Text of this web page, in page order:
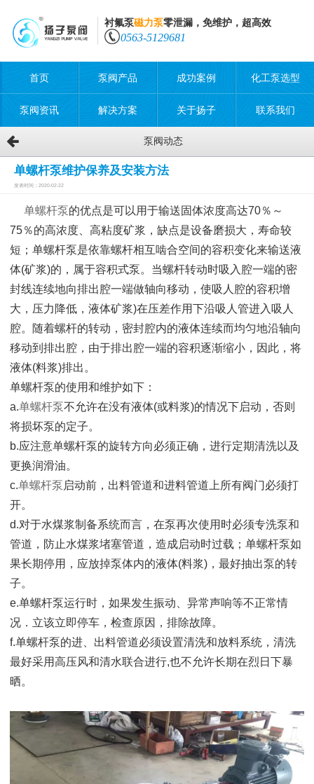
衬氟泵磁力泵零泄漏，免维护，超高效
0563-5129681
首页 泵阀产品 成功案例 化工泵选型
泵阀资讯 解决方案 关于扬子 联系我们
泵阀动态
单螺杆泵维护保养及安装方法
发表时间：2020-02-22
单螺杆泵的优点是可以用于输送固体浓度高达70％～
75％的高浓度、高粘度矿浆，缺点是设备磨损大，寿命较
短；单螺杆泵是依靠螺杆相互啮合空间的容积变化来输送液
体(矿浆)的，属于容积式泵。当螺杆转动时吸入腔一端的密
封线连续地向排出腔一端做轴向移动，使吸人腔的容积增
大，压力降低，液体矿浆)在压差作用下沿吸人管进入吸人
腔。随着螺杆的转动，密封腔内的液体连续而均匀地沿轴向
移动到排出腔，由于排出腔一端的容积逐渐缩小，因此，将
液体(料浆)排出。
单螺杆泵的使用和维护如下：
a.单螺杆泵不允许在没有液体(或料浆)的情况下启动，否则
将损坏泵的定子。
b.应注意单螺杆泵的旋转方向必须正确，进行定期清洗以及
更换润滑油。
c.单螺杆泵 启动前，出料管道和进料管道上所有阀门必须打
开。
d.对于水煤浆制备系统而言，在泵再次使用时必须专洗泵和
管道，防止水煤浆堵塞管道，造成启动时过载；单螺杆泵如
果长期停用，应放掉泵体内的液体(料浆)，最好抽出泵的转
子。
e.单螺杆泵运行时，如果发生振动、异常声响等不正常情
况．立该立即停车，检查原因，排除故障。
f.单螺杆泵的进、出料管道必须设置清洗和放料系统，清洗
最好采用高压风和清水联合进行,也不允许长期在烈日下暴
晒。